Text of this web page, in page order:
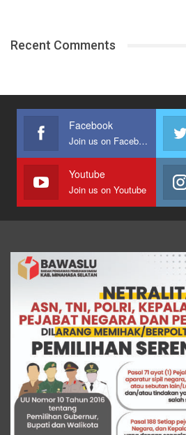
Recent Comments
Facebook
Join us on Facebook
Youtube
Join us on Youtube